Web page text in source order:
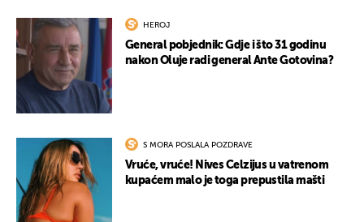
HEROJ
General pobjednik: Gdje i što 31 godinu
nakon Oluje radi general Ante Gotovina?
S MORA POSLALA POZDRAVE
Vruće, vruće! Nives Celzijus u vatrenom
kupaćem malo je toga prepustila mašti